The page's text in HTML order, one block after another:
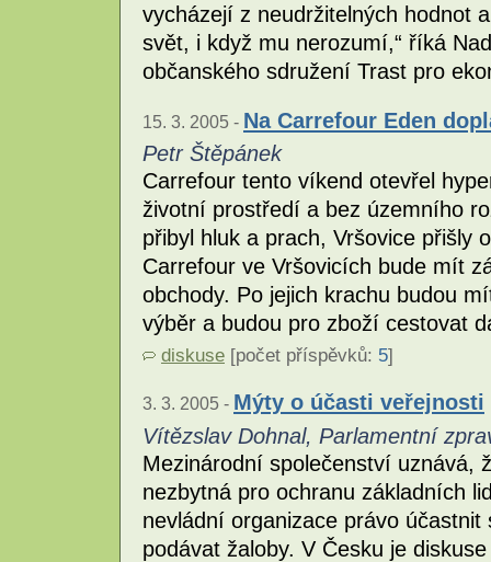
vycházejí z neudržitelných hodnot
svět, i když mu nerozumí,“ říká
občanského sdružení Trast pro
15. 3. 2005 - Na Carrefour Eden
Petr Štěpánek
Carrefour tento víkend otevřel
životní prostředí a bez územního
přibyl hluk a prach, Vršovice přišly
Carrefour ve Vršovicích bude mít
obchody. Po jejich krachu budou
výběr a budou pro zboží cestovat
diskuse [počet příspěvků: 5]
3. 3. 2005 - Mýty o účasti veřejnosti
Vítězslav Dohnal, Parlamentní
Mezinárodní společenství uznává,
nezbytná pro ochranu základních
nevládní organizace právo
podávat žaloby. V Česku je